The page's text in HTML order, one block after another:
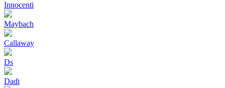
Innocenti
Maybach
Callaway
Ds
Dadi